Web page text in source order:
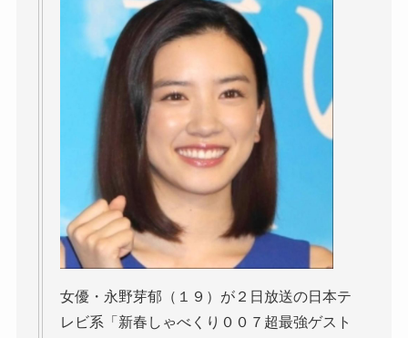
女優・永野芽郁（１９）が２日放送の日本テ
レビ系「新春しゃべくり００７超最強ゲスト